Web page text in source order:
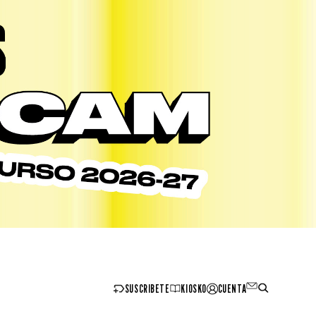
SUSCRIBETE KIOSKO CUENTA